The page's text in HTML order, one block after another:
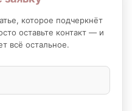
которое подчеркнёт
оставьте контакт — и
всё остальное.